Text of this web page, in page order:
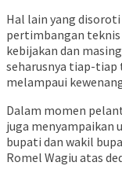
Hal lain yang
pertimbangan
kebijakan dan
seharusnya tiap-tiap
melampaui
Dalam momen
juga menyampaikan
bupati dan wakil
Romel Wagiu atas